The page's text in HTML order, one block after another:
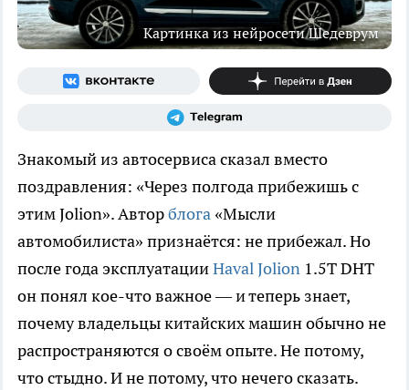
Картинка из нейросети Шедеврум
Знакомый из автосервиса сказал вместо
поздравления: «Через полгода прибежишь с
этим Jolion». Авторблога «Мысли
автомобилиста» признаётся: не прибежал. Но
после года эксплуатацииHaval Jolion 1.5T DHT
он понял кое-что важное — и теперь знает,
почему владельцы китайских машин обычно не
распространяются о своём опыте. Не потому,
что стыдно. И не потому, что нечего сказать.